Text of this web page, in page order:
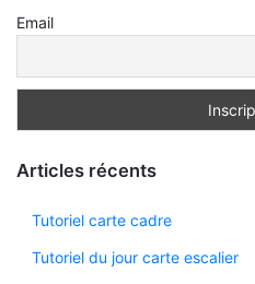
Email
Articles récents
Tutoriel carte cadre
Tutoriel du jour carte escalier